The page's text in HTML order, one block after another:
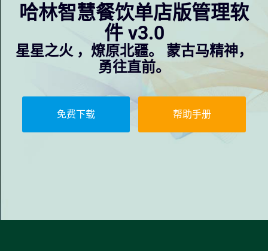
哈林智慧餐饮单店版管理软
件 v3.0
星星之火 ，燎原北疆。 蒙古马精神，
勇往直前。
免费下载 帮助手册